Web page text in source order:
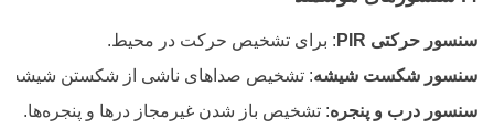
سنسور حرکتی PIR
: برای تشخیص حرکت در محیط.
سنسور شکست شیشه: تشخیص صداهای ناشی از شکستن شیشه.
سنسور درب و پنجره: تشخیص باز شدن غیرمجاز درها و پنجره‌ها.